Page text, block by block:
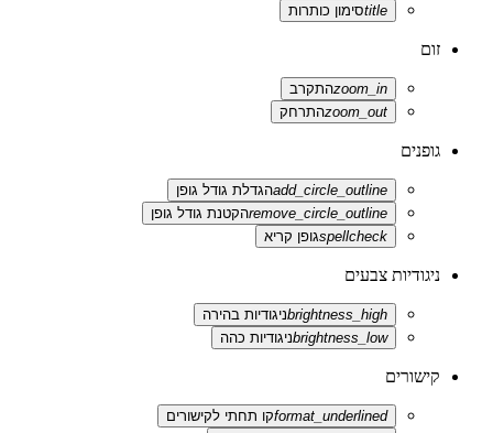
titleסימון כותרות
זום
zoom_inהתקרב
zoom_outהתרחק
גופנים
add_circle_outlineהגדלת גודל גופן
remove_circle_outlineהקטנת גודל גופן
spellcheckגופן קריא
ניגודיות צבעים
brightness_highניגודיות בהירה
brightness_lowניגודיות כהה
קישורים
format_underlinedקו תחתי לקישורים